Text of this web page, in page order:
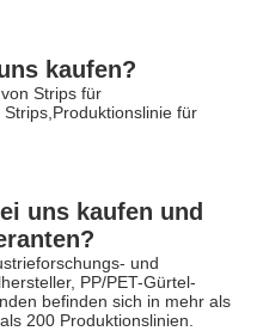
kaufen?
Strips für
für
uns kaufen und
und
PP/PET-Gürtel-
befinden sich in mehr als
200 Produktionslinien.